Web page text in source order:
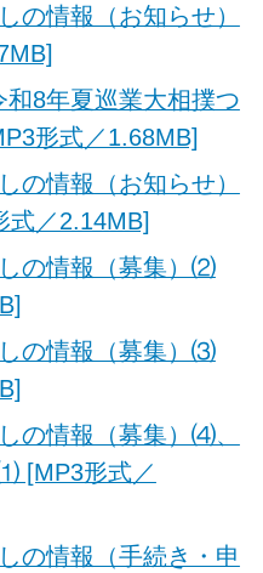
の情報（お知らせ）
和8年夏巡業大相撲つ
形式／1.68MB]
の情報（お知らせ）
／2.14MB]
しの情報（募集）⑵
しの情報（募集）⑶
の情報（募集）⑷、
[MP3形式／
の情報（手続き・申